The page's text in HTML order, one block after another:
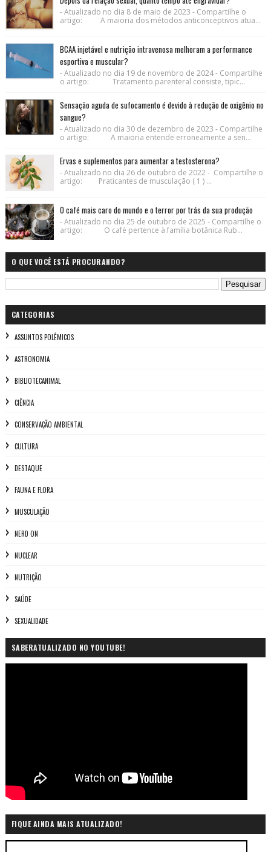
- Atualizado no dia 8 de maio de 2023 - Compartilhe o
artigo: A maioria dos métodos anticonceptivos atua...
BCAA injetável e nutrição intravenosa melhoram a performance
esportiva e muscular?
- Atualizado no dia 19 de novembro de 2024 - Compartilhe
o artigo: Tratamento parenteral consiste, tipic...
Sensação aguda de sufocamento é devido à redução de oxigênio no
sangue?
- Atualizado no dia 30 de dezembro de 2023 - Compartilhe
o artigo: A maioria entende erroneamente a sen...
Ervas e suplementos para aumentar a testosterona?
- Atualizado no dia 26 de outubro de 2022 - Compartilhe o
artigo: Praticantes de musculação ( 1 ) ...
O café mais caro do mundo e o terror por trás da sua produção
- Atualizado no dia 25 de outubro de 2025 - Compartilhe o
artigo: O café pertence à família botânica Rub...
O QUE VOCÊ ESTÁ PROCURANDO?
CATEGORIAS
ASSUNTOS POLÊMICOS
ASTRONOMIA
BIBLIOTECANIMAL
CIÊNCIA
CONSERVAÇÃO AMBIENTAL
CULTURA
DESTAQUE
FAUNA E FLORA
MUSCULAÇÃO
NERD ON
NUCLEAR
NUTRIÇÃO
SAÚDE
SEXUALIDADE
SABERATUALIZADO NO YOUTUBE!
FIQUE AINDA MAIS ATUALIZADO!